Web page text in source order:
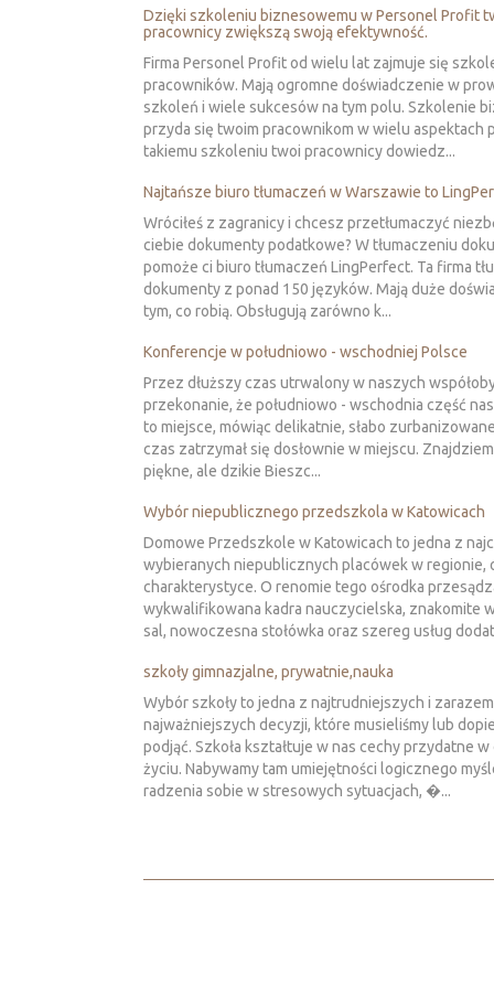
Dzięki szkoleniu biznesowemu w Personel Profit
pracownicy zwiększą swoją efektywność.
Firma Personel Profit od wielu lat zajmuje się
pracowników. Mają ogromne doświadczenie w
szkoleń i wiele sukcesów na tym polu. Szkolenie
przyda się twoim pracownikom w wielu aspektach
takiemu szkoleniu twoi pracownicy dowiedz...
Najtańsze biuro tłumaczeń w Warszawie to
Wróciłeś z zagranicy i chcesz przetłumaczyć
ciebie dokumenty podatkowe? W tłumaczeniu
pomoże ci biuro tłumaczeń LingPerfect. Ta firma
dokumenty z ponad 150 języków. Mają duże
tym, co robią. Obsługują zarówno k...
Konferencje w południowo - wschodniej Polsce
Przez dłuższy czas utrwalony w naszych
przekonanie, że południowo - wschodnia część
to miejsce, mówiąc delikatnie, słabo
czas zatrzymał się dosłownie w miejscu.
piękne, ale dzikie Bieszc...
Wybór niepublicznego przedszkola w Katowicach
Domowe Przedszkole w Katowicach to jedna z
wybieranych niepublicznych placówek w regionie,
charakterystyce. O renomie tego ośrodka
wykwalifikowana kadra nauczycielska, znakomite
sal, nowoczesna stołówka oraz szereg usług
szkoły gimnazjalne, prywatnie,nauka
Wybór szkoły to jedna z najtrudniejszych i zarazem
najważniejszych decyzji, które musieliśmy lub
podjąć. Szkoła kształtuje w nas cechy przydatne w
życiu. Nabywamy tam umiejętności logicznego
radzenia sobie w stresowych sytuacjach, �...